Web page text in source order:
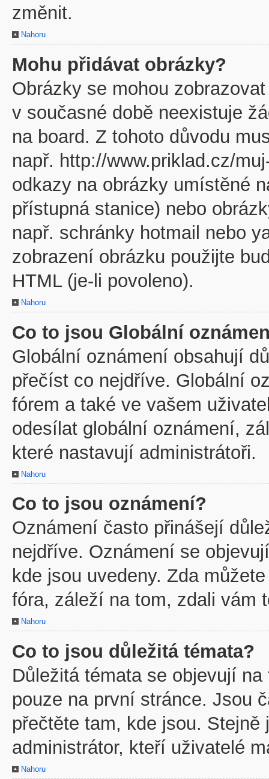
změnit.
Nahoru
Mohu přidávat obrázky?
Obrázky se mohou
v současné době neexistuje
na board. Z tohoto důvodu
např. http://www.priklad.cz/
odkazy na obrázky umístěné
přístupná stanice) nebo
např. schránky hotmail nebo
zobrazení obrázku použijte
HTML (je-li povoleno).
Nahoru
Co to jsou Globální
Globální oznámení obsahují
přečíst co nejdříve. Globální
fórem a také ve vašem
odesílat globální oznámení,
které nastavují administrátoři.
Nahoru
Co to jsou oznámení?
Oznámení často přinášejí
nejdříve. Oznámení se
kde jsou uvedeny. Zda
fóra, záleží na tom, zdali vám
Nahoru
Co to jsou důležitá témata?
Důležitá témata se objevují
pouze na první stránce. Jsou
přečtěte tam, kde jsou.
administrátor, kteří uživatelé
Nahoru